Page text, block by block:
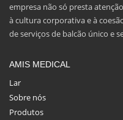
empresa não só presta
à cultura corporativa e à
de serviços de balcão único e
AMIS MEDICAL
Lar
Sobre nós
Produtos